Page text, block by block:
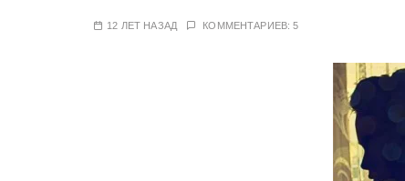
12 ЛЕТ НАЗАД КОММЕНТАРИЕВ: 5